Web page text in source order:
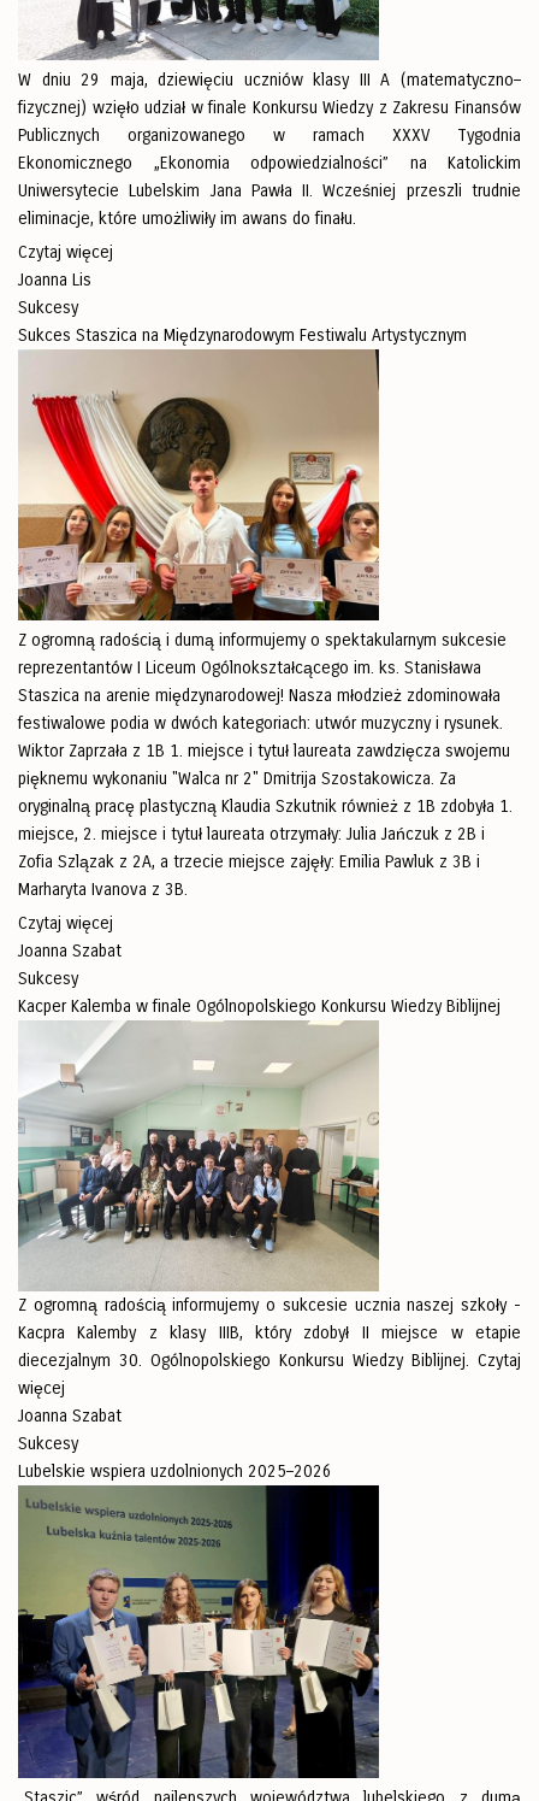
W dniu 29 maja, dziewięciu uczniów klasy III A (matematyczno–
fizycznej) wzięło udział w finale Konkursu Wiedzy z Zakresu Finansów
Publicznych organizowanego w ramach XXXV Tygodnia
Ekonomicznego „Ekonomia odpowiedzialności” na Katolickim
Uniwersytecie Lubelskim Jana Pawła II. Wcześniej przeszli trudnie
eliminacje, które umożliwiły im awans do finału.
Czytaj więcej
Joanna Lis
Sukcesy
Sukces Staszica na Międzynarodowym Festiwalu Artystycznym
Z ogromną radością i dumą informujemy o spektakularnym sukcesie
reprezentantów I Liceum Ogólnokształcącego im. ks. Stanisława
Staszica na arenie międzynarodowej! Nasza młodzież zdominowała
festiwalowe podia w dwóch kategoriach: utwór muzyczny i rysunek.
Wiktor Zaprzała z 1B 1. miejsce i tytuł laureata zawdzięcza swojemu
pięknemu wykonaniu "Walca nr 2" Dmitrija Szostakowicza. Za
oryginalną pracę plastyczną Klaudia Szkutnik również z 1B zdobyła 1.
miejsce, 2. miejsce i tytuł laureata otrzymały: Julia Jańczuk z 2B i
Zofia Szlązak z 2A, a trzecie miejsce zajęły: Emilia Pawluk z 3B i
Marharyta Ivanova z 3B.
Czytaj więcej
Joanna Szabat
Sukcesy
Kacper Kalemba w finale Ogólnopolskiego Konkursu Wiedzy Biblijnej
Z ogromną radością informujemy o sukcesie ucznia naszej szkoły -
Kacpra Kalemby z klasy IIIB, który zdobył II miejsce w etapie
diecezjalnym 30. Ogólnopolskiego Konkursu Wiedzy Biblijnej. Czytaj
więcej
Joanna Szabat
Sukcesy
Lubelskie wspiera uzdolnionych 2025–2026